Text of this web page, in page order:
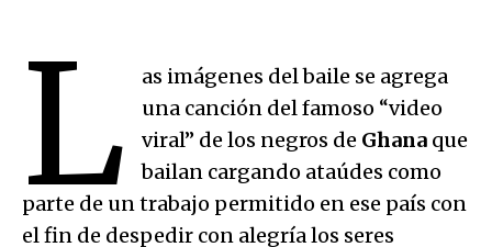
L
as imágenes del baile se agrega
una canción del famoso “video
viral” de los negros de Ghana que
bailan cargando ataúdes como
parte de un trabajo permitido en ese país con
el fin de despedir con alegría los seres